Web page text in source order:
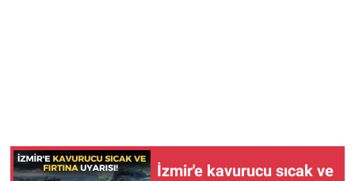
İzmir'e kavurucu sıcak ve